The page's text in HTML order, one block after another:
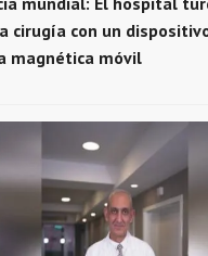
cirugía con un
magnética móvil